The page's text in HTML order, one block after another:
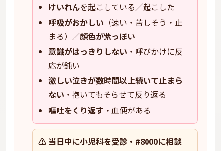
けいれんを起こしている／起こした
呼吸がおかしい （速い・苦しそう・止
まる）／顔色が紫っぽい
意識がはっきりしない ・呼びかけに反
応が鈍い
激しい泣きが数時間以上続いて止まら
ない ・抱いてもそらせて反り返る
嘔吐をくり返す ・血便がある
⚠️ 当日中に小児科を受診・#8000に相談